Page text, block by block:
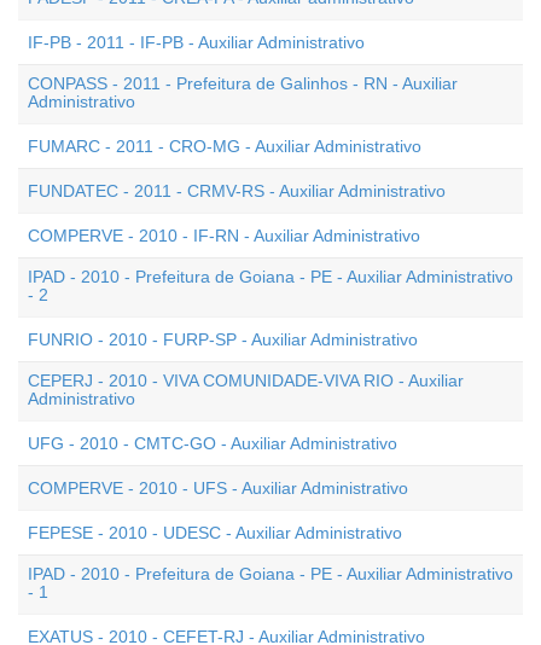
IF-PB - 2011 - IF-PB - Auxiliar Administrativo
CONPASS - 2011 - Prefeitura de Galinhos - RN - Auxiliar
Administrativo
FUMARC - 2011 - CRO-MG - Auxiliar Administrativo
FUNDATEC - 2011 - CRMV-RS - Auxiliar Administrativo
COMPERVE - 2010 - IF-RN - Auxiliar Administrativo
IPAD - 2010 - Prefeitura de Goiana - PE - Auxiliar Administrativo
- 2
FUNRIO - 2010 - FURP-SP - Auxiliar Administrativo
CEPERJ - 2010 - VIVA COMUNIDADE-VIVA RIO - Auxiliar
Administrativo
UFG - 2010 - CMTC-GO - Auxiliar Administrativo
COMPERVE - 2010 - UFS - Auxiliar Administrativo
FEPESE - 2010 - UDESC - Auxiliar Administrativo
IPAD - 2010 - Prefeitura de Goiana - PE - Auxiliar Administrativo
- 1
EXATUS - 2010 - CEFET-RJ - Auxiliar Administrativo